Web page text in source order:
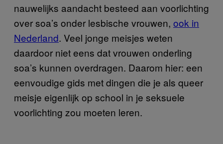
nauwelijks aandacht besteed aan voorlichting
over soa’s onder lesbische vrouwen, ook in
Nederland. Veel jonge meisjes weten
daardoor niet eens dat vrouwen onderling
soa’s kunnen overdragen. Daarom hier: een
eenvoudige gids met dingen die je als queer
meisje eigenlijk op school in je seksuele
voorlichting zou moeten leren.